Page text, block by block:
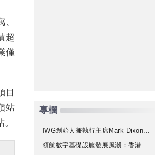
超
僅
目
站
專欄
IWG創始人兼執行主席Mark Dixon...
領航數字基礎設施發展風潮：香港...